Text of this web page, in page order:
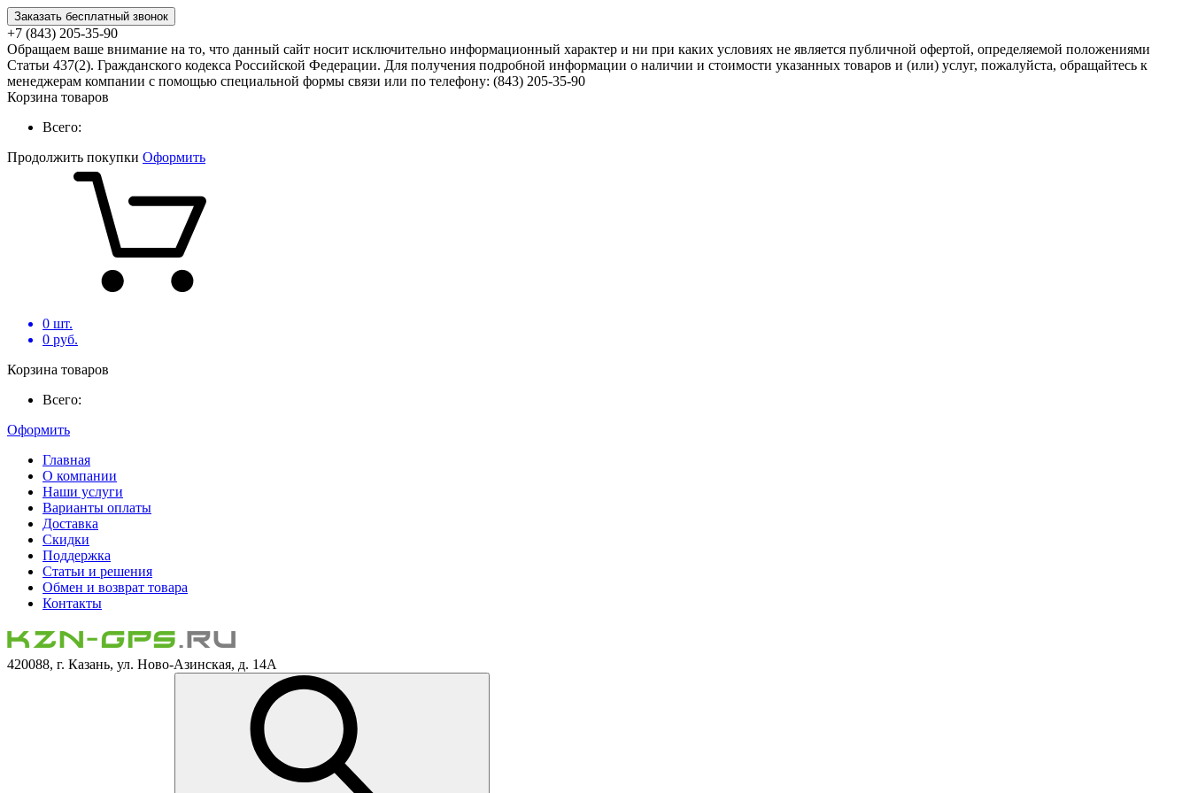
Заказать бесплатный звонок
+7 (843) 205-35-90
Обращаем ваше внимание на то, что данный сайт носит исключительно информационный характер и ни при каких условиях не является публичной офертой, определяемой положениями
Статьи 437(2). Гражданского кодекса Российской Федерации. Для получения подробной информации о наличии и стоимости указанных товаров и (или) услуг, пожалуйста, обращайтесь к
менеджерам компании с помощью специальной формы связи или по телефону: (843) 205-35-90
Корзина товаров
Всего:
Продолжить покупки Оформить
0 шт.
0 руб.
Корзина товаров
Всего:
Оформить
Главная
О компании
Наши услуги
Варианты оплаты
Доставка
Скидки
Поддержка
Статьи и решения
Обмен и возврат товара
Контакты
420088, г. Казань, ул. Ново-Азинская, д. 14А